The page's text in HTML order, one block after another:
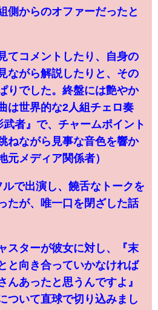
からのオファーだったと
てコメントしたり、自身の
ながら解説したりと、その
りでした。終盤には艶やか
は世界的な2人組チェロ奏
者』で、チャームポイント
ねながら見事な音色を響か
元メディア関係者）
で出演し、饒舌なトークを
たが、唯一口を閉ざした話
スターが彼女に対し、『末
と向き合っていかなければ
んあったと思うんですよ』
ついて直球で切り込みまし